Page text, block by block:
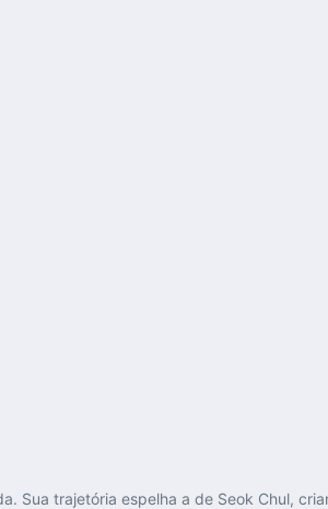
Sua trajetória espelha a de Seok Chul,